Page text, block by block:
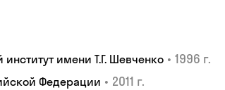
имени Т.Г. Шевченко • 1996 г.
Федерации • 2011 г.